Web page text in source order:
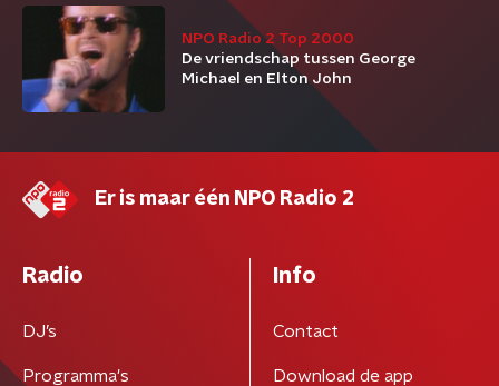
NPO Radio 2 Top 2000
De vriendschap tussen George
Michael en Elton John
Er is maar één NPO Radio 2
Radio
DJ’s
Programma's
Info
Contact
Download de app